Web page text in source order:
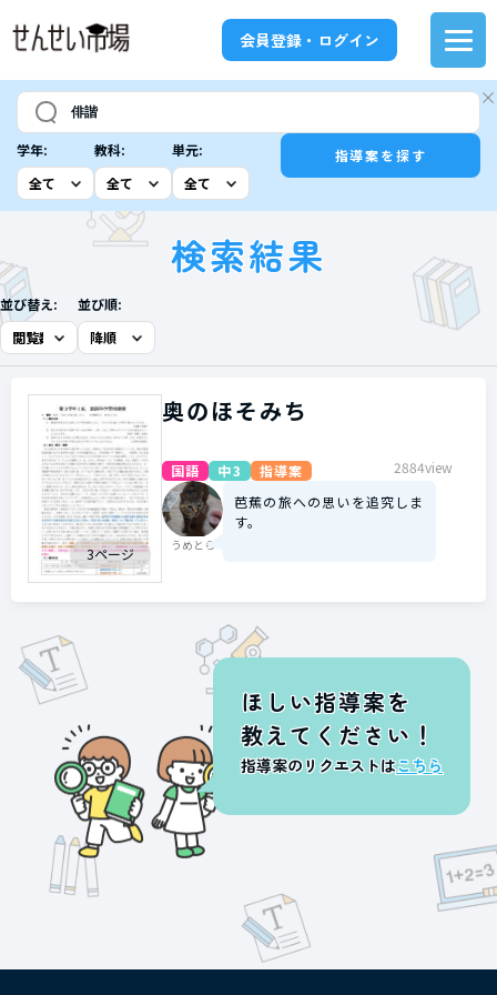
会員登録・ログイン
学年: 教科: 単元: 指導案を探す
検索結果
並び替え: 並び順:
3ページ
奥のほそみち
国語 中3 指導案 2884view
うめとら
芭蕉の旅への思いを追究しま
す。
ほしい指導案を
教えてください！
指導案のリクエストはこちら